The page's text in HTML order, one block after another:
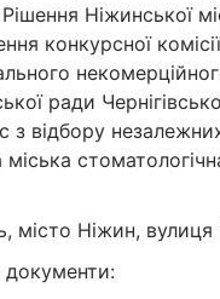
Ніжинської
конкурсної
ради
відбору
стоматологічна
місто Ніжин,
документи: